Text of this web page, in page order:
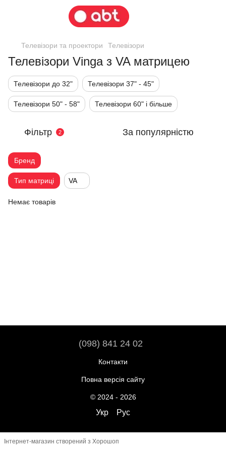
Телевізори та проектори Телевізори
Телевізори Vinga з VA матрицею
Телевізори до 32" Телевізори 37" - 45"
Телевізори 50" - 58" Телевізори 60" і більше
Фільтр 2 За популярністю
Бренд
Тип матриці VA
Немає товарів
(098) 841 24 02
Контакти
Повна версія сайту
© 2024 - 2026
Укр Рус
Інтернет-магазин створений з Хорошоп